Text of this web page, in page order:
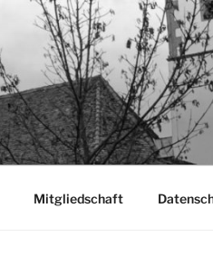
Mitgliedschaft